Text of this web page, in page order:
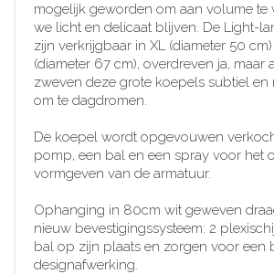
mogelijk geworden om aan volume te
we licht en delicaat blijven. De Light-
zijn verkrijgbaar in XL (diameter 50
(diameter 67 cm), overdreven ja, maar
zweven deze grote koepels subtiel en
om te dagdromen.
De koepel wordt opgevouwen
pomp, een bal en een spray voor het
vormgeven van de armatuur.
Ophanging in 80cm wit geweven
nieuw bevestigingssysteem: 2
bal op zijn plaats en zorgen voor een
designafwerking.